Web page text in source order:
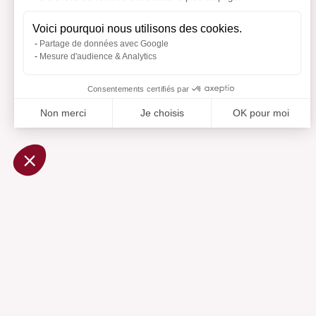
Voici pourquoi nous utilisons des cookies.
Partage de données avec Google
Mesure d'audience & Analytics
Consentements certifiés par
Non merci Je choisis OK pour moi
Notre plateforme vous permet d'adapter et de gérer vos